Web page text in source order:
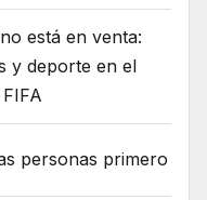
está en venta:
y deporte en el
personas primero